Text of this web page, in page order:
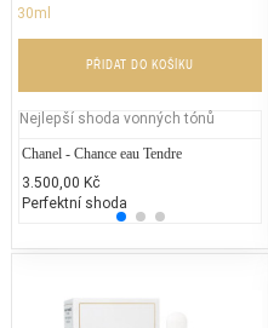
30ml
PŘIDAT DO KOŠÍKU
Nejlepší shoda vonných tónů
Chanel - Chance eau Tendre
3.500,00 Kč
Perfektní shoda